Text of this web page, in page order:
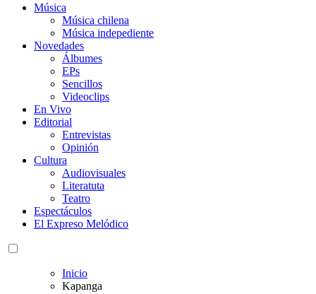
Música, Cultura y Espectáculos
Música
Música chilena
Música indepediente
Novedades
Álbumes
EPs
Sencillos
Videoclips
En Vivo
Editorial
Entrevistas
Opinión
Cultura
Audiovisuales
Literatuta
Teatro
Espectáculos
El Expreso Melódico
Inicio
Kapanga